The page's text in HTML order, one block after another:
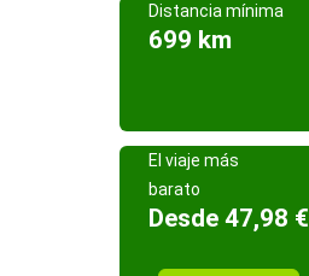
Distancia mínima
699 km
El viaje más
barato
Desde 47,98 €